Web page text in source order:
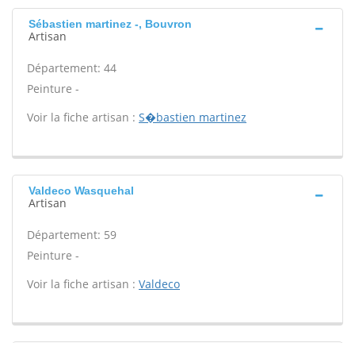
Sébastien martinez -, Bouvron
Artisan
Département: 44
Peinture -
Voir la fiche artisan : S�bastien martinez
Valdeco Wasquehal
Artisan
Département: 59
Peinture -
Voir la fiche artisan : Valdeco